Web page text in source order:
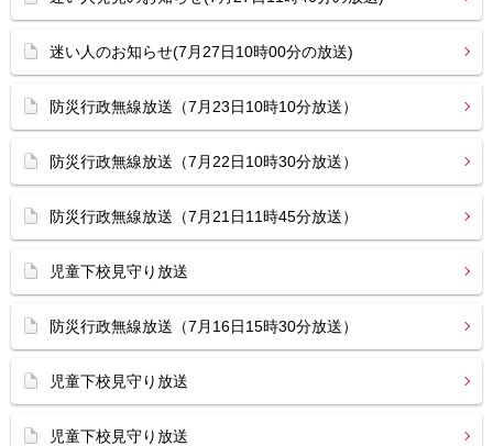
迷い人のお知らせ(7月27日10時00分の放送)
防災行政無線放送（7月23日10時10分放送）
防災行政無線放送（7月22日10時30分放送）
防災行政無線放送（7月21日11時45分放送）
児童下校見守り放送
防災行政無線放送（7月16日15時30分放送）
児童下校見守り放送
児童下校見守り放送